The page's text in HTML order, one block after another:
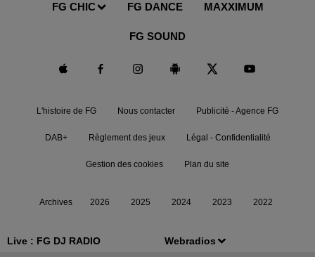
Live : FG DJ RADIO Webradios
FG CHIC FG DANCE MAXXIMUM
FG SOUND
L'histoire de FG Nous contacter Publicité - Agence FG
DAB+ Règlement des jeux Légal - Confidentialité
Gestion des cookies Plan du site
Archives 2026 2025 2024 2023 2022